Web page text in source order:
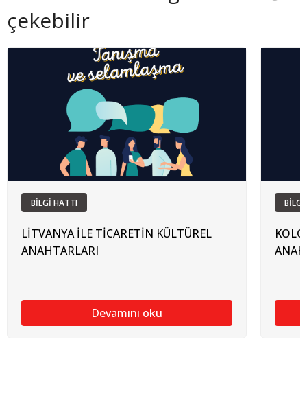
çekebilir
BİLGİ HATTI
LİTVANYA İLE TİCARETİN KÜLTÜREL
ANAHTARLARI
Devamını oku